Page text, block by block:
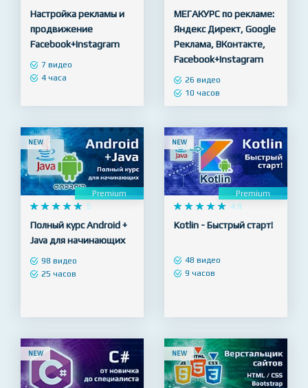
Premium
    
     5
Настройка рекламы и
продвижение
Facebook+Instagram
Premium
    
     5
МЕГАКУРС по рекламе:
Яндекс Директ, Google
Реклама, ВКонтакте,
Facebook+Instagram
10 часов
NEW
    
     5
Полный курс Android +
Java для начинающих
NEW
Premium
Kotlin - Быстрый старт!